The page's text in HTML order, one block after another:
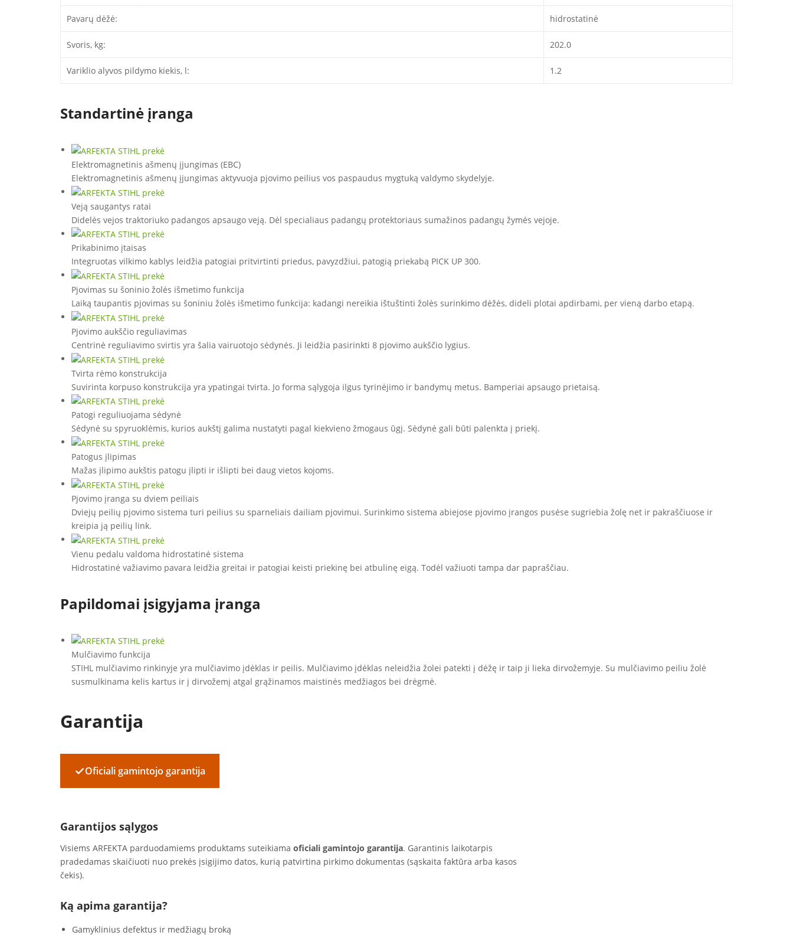
Pavarų dėžė: hidrostatinė
Svoris, kg: 202.0
Variklio alyvos pildymo kiekis, l: 1.2
Standartinė įranga
Elektromagnetinis ašmenų įjungimas (EBC)
Elektromagnetinis ašmenų įjungimas aktyvuoja pjovimo peilius vos paspaudus mygtuką valdymo skydelyje.
Veją saugantys ratai
Didelės vejos traktoriuko padangos apsaugo veją. Dėl specialiaus padangų protektoriaus sumažinos padangų žymės vejoje.
Prikabinimo įtaisas
Integruotas vilkimo kablys leidžia patogiai pritvirtinti priedus, pavyzdžiui, patogią priekabą PICK UP 300.
Pjovimas su šoninio žolės išmetimo funkcija
Laiką taupantis pjovimas su šoniniu žolės išmetimo funkcija: kadangi nereikia ištuštinti žolės surinkimo dėžės, dideli plotai apdirbami, per vieną darbo etapą.
Pjovimo aukščio reguliavimas
Centrinė reguliavimo svirtis yra šalia vairuotojo sėdynės. Ji leidžia pasirinkti 8 pjovimo aukščio lygius.
Tvirta rėmo konstrukcija
Suvirinta korpuso konstrukcija yra ypatingai tvirta. Jo forma sąlygoja ilgus tyrinėjimo ir bandymų metus. Bamperiai apsaugo prietaisą.
Patogi reguliuojama sėdynė
Sėdynė su spyruoklėmis, kurios aukštį galima nustatyti pagal kiekvieno žmogaus ūgį. Sėdynė gali būti palenkta į priekį.
Patogus įlipimas
Mažas įlipimo aukštis patogu įlipti ir išlipti bei daug vietos kojoms.
Pjovimo įranga su dviem peiliais
Dviejų peilių pjovimo sistema turi peilius su sparneliais dailiam pjovimui. Surinkimo sistema abiejose pjovimo įrangos pusėse sugriebia žolę net ir pakraščiuose ir
kreipia ją peilių link.
Vienu pedalu valdoma hidrostatinė sistema
Hidrostatinė važiavimo pavara leidžia greitai ir patogiai keisti priekinę bei atbulinę eigą. Todėl važiuoti tampa dar papraščiau.
Papildomai įsigyjama įranga
Mulčiavimo funkcija
STIHL mulčiavimo rinkinyje yra mulčiavimo įdėklas ir peilis. Mulčiavimo įdėklas neleidžia žolei patekti į dėžę ir taip ji lieka dirvožemyje. Su mulčiavimo peiliu žolė
susmulkinama kelis kartus ir į dirvožemį atgal grąžinamos maistinės medžiagos bei drėgmė.
Garantija
✓Oficiali gamintojo garantija
Garantijos sąlygos
Visiems ARFEKTA parduodamiems produktams suteikiama oficiali gamintojo garantija. Garantinis laikotarpis
pradedamas skaičiuoti nuo prekės įsigijimo datos, kurią patvirtina pirkimo dokumentas (sąskaita faktūra arba kasos
čekis).
Ką apima garantija?
Gamyklinius defektus ir medžiagų broką